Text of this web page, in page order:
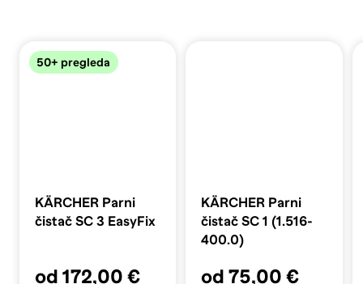
50+ pregleda
KÄRCHER Parni
čistač SC 3 EasyFix
od 172,00 €
KÄRCHER Parni
čistač SC 1 (1.516-
400.0)
od 75,00 €